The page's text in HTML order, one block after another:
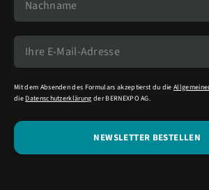
Mit dem Absenden des Formulars akzeptierst du die
die Datenschutzerklärung der BERNEXPO AG.